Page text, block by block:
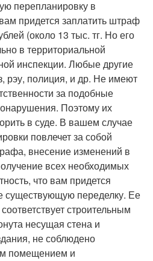
перепланировку в
придется заплатить штраф
(около 13 тыс. тг. Но его
в территориальной
инспекции. Любые другие
рэу, полиция, и др. Не имеют
за подобные
Поэтому их
в суде. В вашем случае
повлечет за собой
внесение изменений в
всех необходимых
что вам придется
существующую переделку. Ее
строительным
несущая стена и
не соблюдено
помещением и